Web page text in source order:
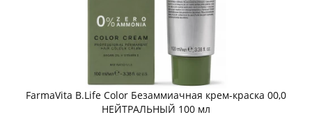
FarmaVita B.Life Color Безаммиачная крем-краска 00,0
НЕЙТРАЛЬНЫЙ 100 мл